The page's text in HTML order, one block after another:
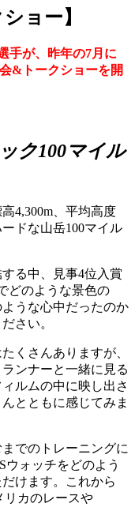
ョー】
手が、昨年の7月に
&トークショーを開
ク100マイル
4,300m、平均高度
ドな山岳100マイル
る中、見事4位入賞
どのような景色の
うな心中だったのか
さい。
くさんありますが、
ンナーと一緒に見る
ルムの中に映し出さ
とともに感じてみま
でのトレーニングに
ウォッチをどのよう
けます。これから
リカのレースや